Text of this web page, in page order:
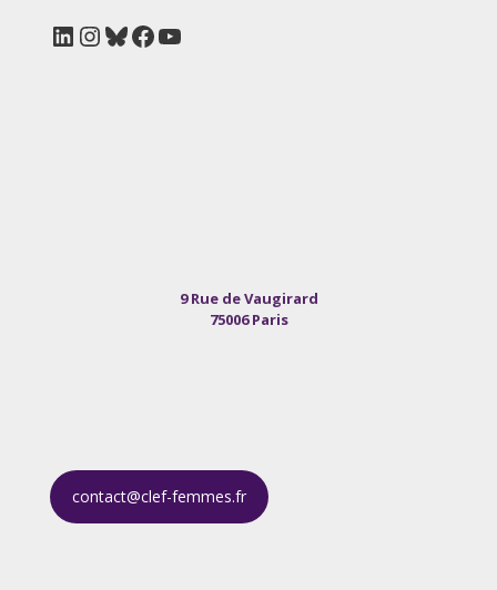
LinkedIn
Instagram
Bluesky
Facebook
YouTube
9 Rue de Vaugirard
75006 Paris
contact@clef-femmes.fr